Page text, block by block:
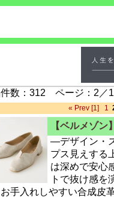
数：312 ページ：2／
« Prev [1] 1
【ベルメゾン
―デザイン・
プス見えする
は深めで安心
トで抜け感
手入れしやすい合成皮